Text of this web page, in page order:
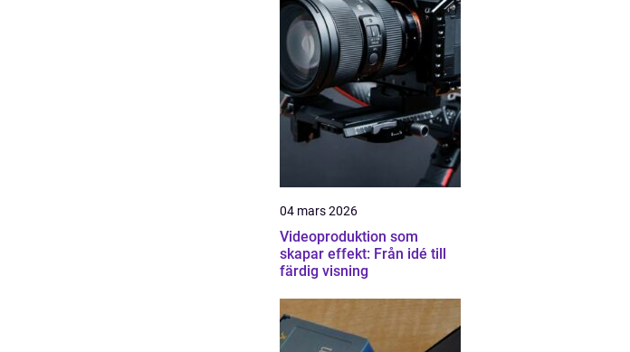
04 mars 2026
Videoproduktion som
skapar effekt: Från idé till
färdig visning